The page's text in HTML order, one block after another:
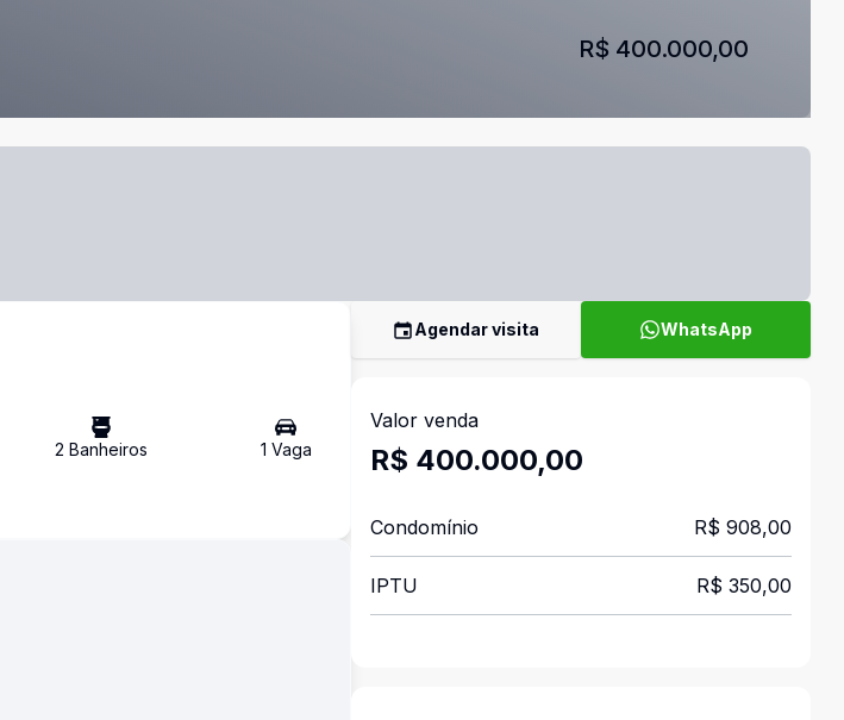
R$ 400.000,00
2 Banheiros 1 Vaga
Agendar visita WhatsApp
Valor venda
R$ 400.000,00
Condomínio R$ 908,00
IPTU R$ 350,00